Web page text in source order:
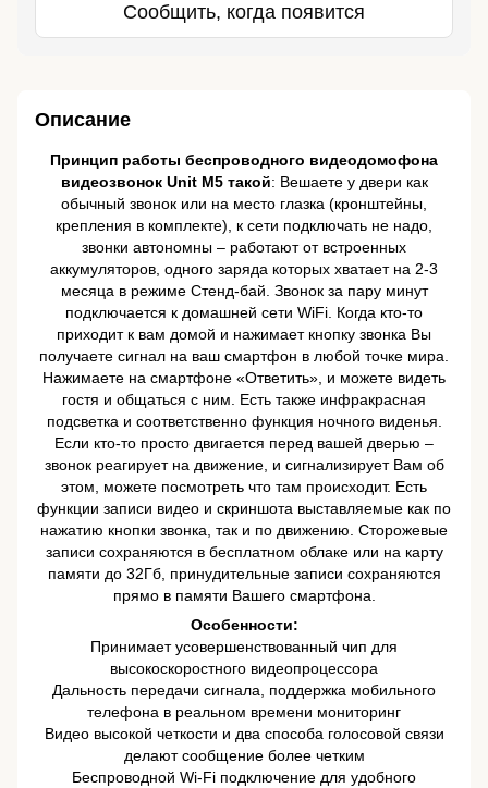
Сообщить, когда появится
Описание
Принцип работы беспроводного видеодомофона
видеозвонок Unit M5 такой: Вешаете у двери как
обычный звонок или на место глазка (кронштейны,
крепления в комплекте), к сети подключать не надо,
звонки автономны – работают от встроенных
аккумуляторов, одного заряда которых хватает на 2-3
месяца в режиме Стенд-бай. Звонок за пару минут
подключается к домашней сети WiFi. Когда кто-то
приходит к вам домой и нажимает кнопку звонка Вы
получаете сигнал на ваш смартфон в любой точке мира.
Нажимаете на смартфоне «Ответить», и можете видеть
гостя и общаться с ним. Есть также инфракрасная
подсветка и соответственно функция ночного виденья.
Если кто-то просто двигается перед вашей дверью –
звонок реагирует на движение, и сигнализирует Вам об
этом, можете посмотреть что там происходит. Есть
функции записи видео и скриншота выставляемые как по
нажатию кнопки звонка, так и по движению. Сторожевые
записи сохраняются в бесплатном облаке или на карту
памяти до 32Гб, принудительные записи сохраняются
прямо в памяти Вашего смартфона.
Особенности:
Принимает усовершенствованный чип для
высокоскоростного видеопроцессора
Дальность передачи сигнала, поддержка мобильного
телефона в реальном времени мониторинг
Видео высокой четкости и два способа голосовой связи
делают сообщение более четким
Беспроводной Wi-Fi подключение для удобного